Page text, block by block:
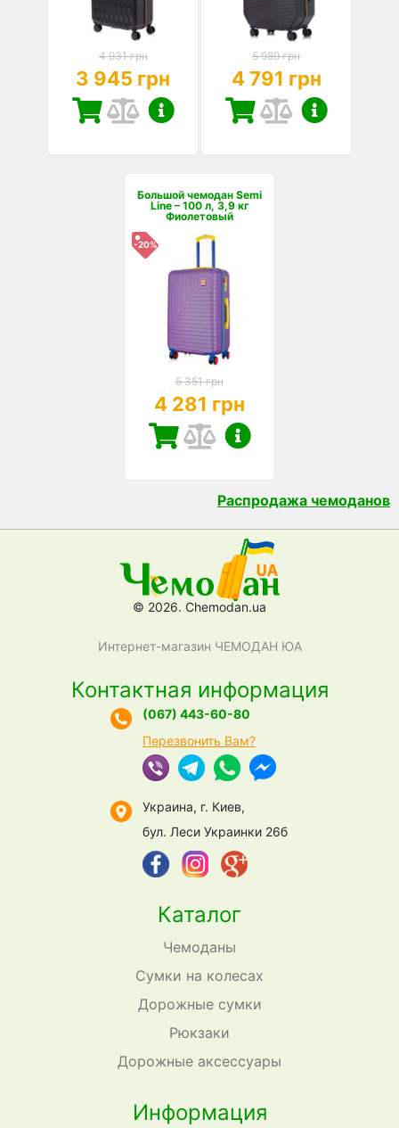
4 931 грн
3 945 грн
5 989 грн
4 791 грн
Большой чемодан Semi
Line – 100 л, 3,9 кг
Фиолетовый
-20%
5 351 грн
4 281 грн
Распродажа чемоданов
© 2026. Chemodan.ua
Интернет-магазин ЧЕМОДАН ЮА
Каталог
Чемоданы
Сумки на колесах
Дорожные сумки
Рюкзаки
Дорожные аксессуары
Информация
Контактная информация
(067) 443-60-80
Перезвонить Вам?
Украина, г. Киев,
бул. Леси Украинки 26б